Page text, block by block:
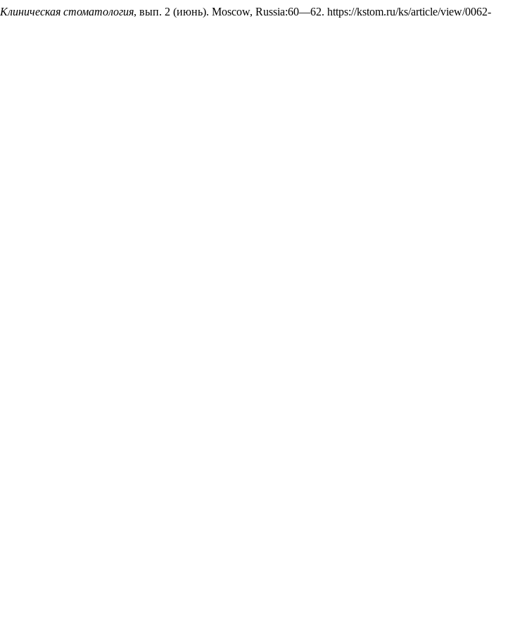
Клиническая стоматология, вып. 2 (июнь). Moscow, Russia:60—62. https://kstom.ru/ks/article/view/0062-